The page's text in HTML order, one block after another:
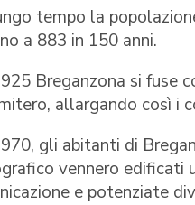
tempo la
a 883 in 150 anni.
Breganzona si fuse
allargando così i
gli abitanti di
vennero edificati
e potenziate